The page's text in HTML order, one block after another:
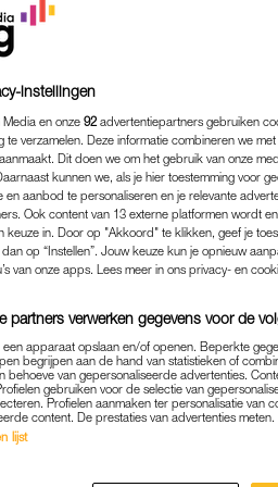
OM TE
06-01-2026 |
is niet alleen gevaarlijk,
een vermoeid
instellingen
en onze 92 advertentiepartners gebruiken
te verzamelen. Deze informatie combineren we
Dit doen we om het gebruik van onze
kunnen we, als je hier toestemming voor
en aanbod te personaliseren en je relevante
Ook content van 13 externe platformen wordt
keuze in. Door op "Akkoord" te klikken, geef je
op “Instellen”. Jouw keuze kun je opnieuw
van onze apps. Lees meer in ons privacy- en
partners verwerken gegevens voor de
apparaat opslaan en/of openen. Beperkte
begrijpen aan de hand van statistieken of
behoeve van gepersonaliseerde advertenties.
gebruiken voor de selectie van
Profielen aanmaken ter personalisatie van
content. De prestaties van advertenties meten.
lijst